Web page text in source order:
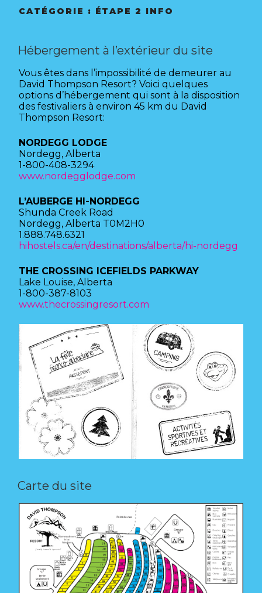
CATÉGORIE : ÉTAPE 2 INFO
Hébergement à l’extérieur du site
Vous êtes dans l’impossibilité de demeurer au
David Thompson Resort? Voici quelques
options d’hébergement qui sont à la disposition
des festivaliers à environ 45 km du David
Thompson Resort:
NORDEGG LODGE
Nordegg, Alberta
1-800-408-3294
www.nordegglodge.com
L’AUBERGE HI-NORDEGG
Shunda Creek Road
Nordegg, Alberta T0M2H0
1.888.748.6321
hihostels.ca/en/destinations/alberta/hi-nordegg
THE CROSSING ICEFIELDS PARKWAY
Lake Louise, Alberta
1-800-387-8103
www.thecrossingresort.com
Carte du site
CONTACT